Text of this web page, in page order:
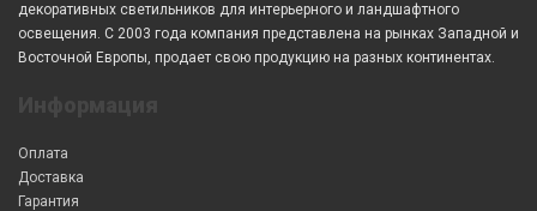
декоративных светильников для интерьерного и ландшафтного
освещения. С 2003 года компания представлена на рынках Западной и
Восточной Европы, продает свою продукцию на разных континентах.
Оплата
Доставка
Гарантия